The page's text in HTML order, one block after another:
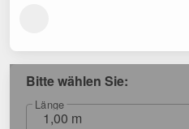
Bitte wählen Sie:
Länge
1,00 m